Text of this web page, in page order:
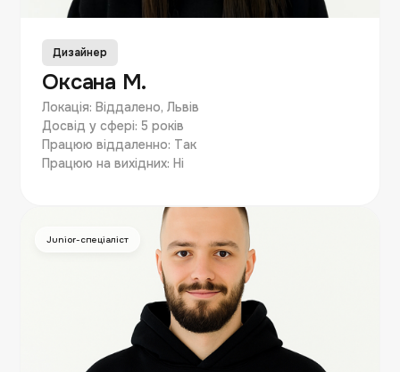
Дизайнер
Оксана М.
Локація: Віддалено, Львів
Досвід у сфері: 5 років
Працюю віддаленно: Так
Працюю на вихідних: Ні
Junior-спеціаліст